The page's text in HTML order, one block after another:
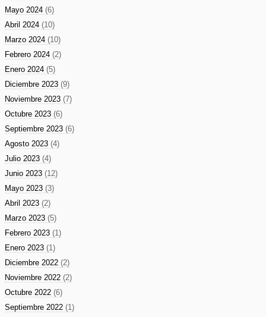
Mayo 2024 (6)
Abril 2024 (10)
Marzo 2024 (10)
Febrero 2024 (2)
Enero 2024 (5)
Diciembre 2023 (9)
Noviembre 2023 (7)
Octubre 2023 (6)
Septiembre 2023 (6)
Agosto 2023 (4)
Julio 2023 (4)
Junio 2023 (12)
Mayo 2023 (3)
Abril 2023 (2)
Marzo 2023 (5)
Febrero 2023 (1)
Enero 2023 (1)
Diciembre 2022 (2)
Noviembre 2022 (2)
Octubre 2022 (6)
Septiembre 2022 (1)